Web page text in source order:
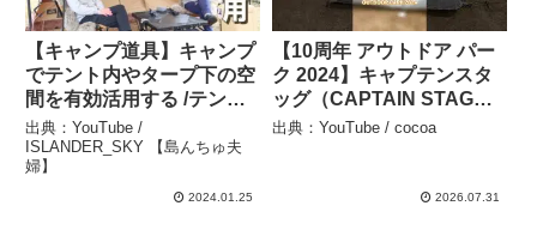
【キャンプ道具】キャンプ
でテント内やタープ下の空
間を有効活用する /テント
はogawa オーナーロッジ
タイプ78R –
ISLANDER_SKY 【島んち
出典：YouTube /
ISLANDER_SKY 【島んちゅ夫
婦】
2024.01.25
【10周年 アウトドア パー
ク 2024】キャプテンスタ
ッグ（CAPTAIN STAG）
ディズニー ポップアップ
にちは）MA-1093の紹介
出典：YouTube / cocoa
2026.07.31